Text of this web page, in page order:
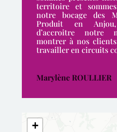
territoire et
notre bocage des
Produit en
d’accroitre notre
montrer à nos
travailler en circuits
Marylène ROULLIER
+